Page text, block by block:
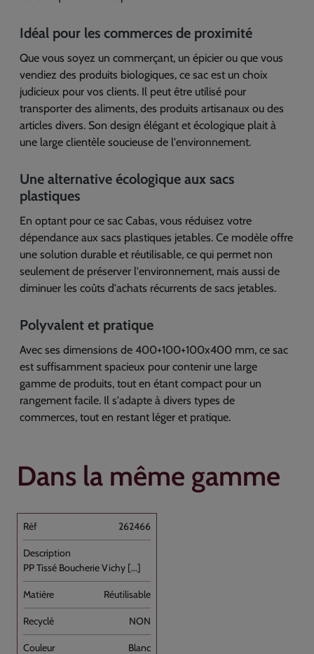
Idéal pour les commerces de proximité
Que vous soyez un commerçant, un épicier ou que vous
vendiez des produits biologiques, ce sac est un choix
judicieux pour vos clients. Il peut être utilisé pour
transporter des aliments, des produits artisanaux ou des
articles divers. Son design élégant et écologique plait à
une large clientèle soucieuse de l'environnement.
Une alternative écologique aux sacs
plastiques
En optant pour ce sac Cabas, vous réduisez votre
dépendance aux sacs plastiques jetables. Ce modèle offre
une solution durable et réutilisable, ce qui permet non
seulement de préserver l'environnement, mais aussi de
diminuer les coûts d'achats récurrents de sacs jetables.
Polyvalent et pratique
Avec ses dimensions de 400+100+100x400 mm, ce sac
est suffisamment spacieux pour contenir une large
gamme de produits, tout en étant compact pour un
rangement facile. Il s'adapte à divers types de
commerces, tout en restant léger et pratique.
Dans la même gamme
262466
PP Tissé Boucherie Vichy [...]
Réutilisable
NON
Blanc